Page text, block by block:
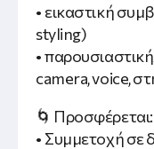
• εικαστική
styling)
•
camera, voice,
🌀 Προσφέρεται:
• Συμμετοχή σε